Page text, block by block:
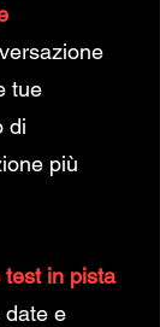
tue
di
più
in pista
date e